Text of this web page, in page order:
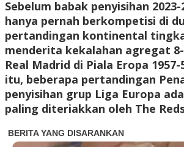
Sebelum babak penyisihan
hanya pernah berkompetisi di
pertandingan kontinental
menderita kekalahan agregat
Real Madrid di Piala Eropa
itu, beberapa pertandingan
penyisihan grup Liga Europa
paling diteriakkan oleh The